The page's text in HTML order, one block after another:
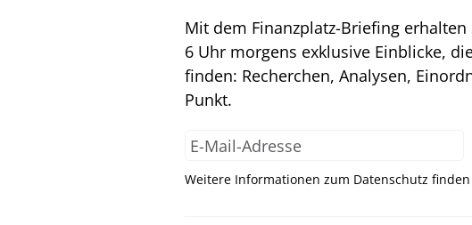
Mit dem Finanzplatz-Briefing
6 Uhr morgens exklusive Einblicke,
finden: Recherchen, Analysen,
Punkt.
Weitere Informationen zum Datenschutz finden